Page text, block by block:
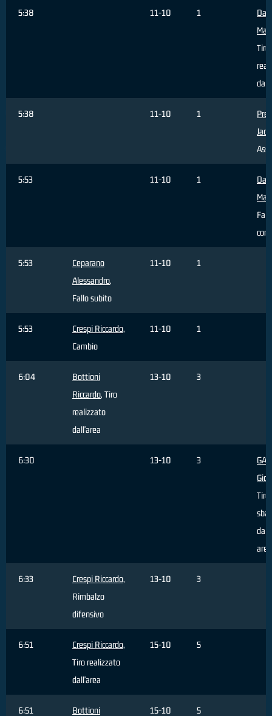
5:38 11-10 1
Da
Tiro
da
5:38 11-10 1
5:53 11-10 1
Da
5:53
Ceparano
Alessandro,
Fallo subito
11-10 1
5:53 Crespi Riccardo,
Cambio
11-10 1
6:04
Bottioni
Riccardo, Tiro
realizzato
dall'area
13-10 3
6:30 13-10 3
Tiro
da
area
6:33 Crespi Riccardo,
Rimbalzo
difensivo
13-10 3
6:51 Crespi Riccardo,
Tiro realizzato
dall'area
15-10 5
6:51
Bottioni
15-10 5